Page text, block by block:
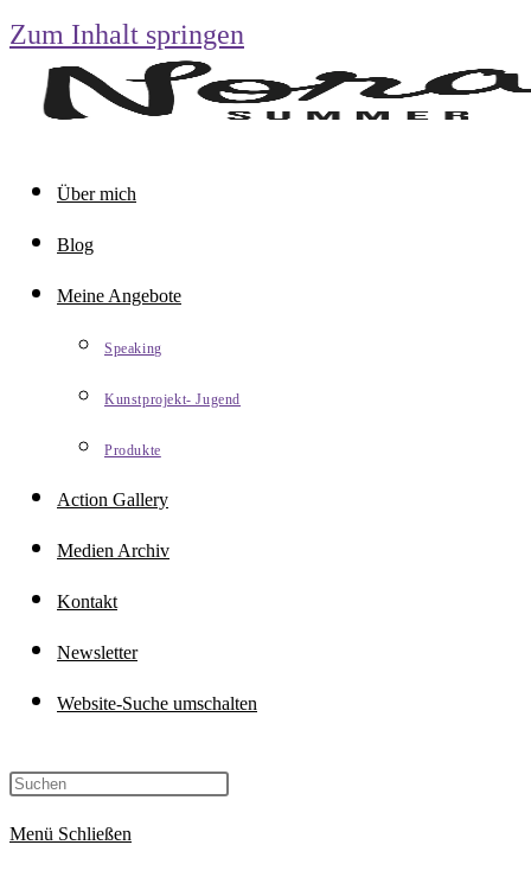
Zum Inhalt springen
Über mich
Blog
Meine Angebote
Speaking
Kunstprojekt- Jugend
Produkte
Action Gallery
Medien Archiv
Kontakt
Newsletter
Website-Suche umschalten
Menü Schließen